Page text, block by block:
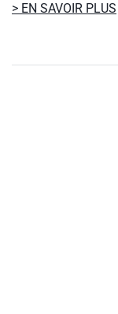
> EN SAVOIR PLUS